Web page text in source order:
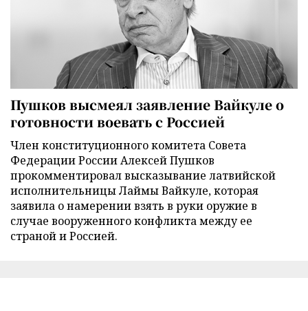
Пушков высмеял заявление Вайкуле о
готовности воевать с Россией
Член конституционного комитета Совета
Федерации России Алексей Пушков
прокомментировал высказывание латвийской
исполнительницы Лаймы Вайкуле, которая
заявила о намерении взять в руки оружие в
случае вооруженного конфликта между ее
страной и Россией.